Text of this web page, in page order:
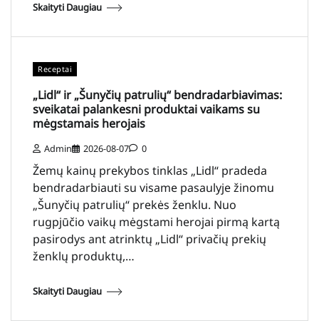
Skaityti Daugiau
Receptai
„Lidl“ ir „Šunyčių patrulių“ bendradarbiavimas:
sveikatai palankesni produktai vaikams su
mėgstamais herojais
Admin 2026-08-07 0
Žemų kainų prekybos tinklas „Lidl“ pradeda
bendradarbiauti su visame pasaulyje žinomu
„Šunyčių patrulių“ prekės ženklu. Nuo
rugpjūčio vaikų mėgstami herojai pirmą kartą
pasirodys ant atrinktų „Lidl“ privačių prekių
ženklų produktų,…
Skaityti Daugiau